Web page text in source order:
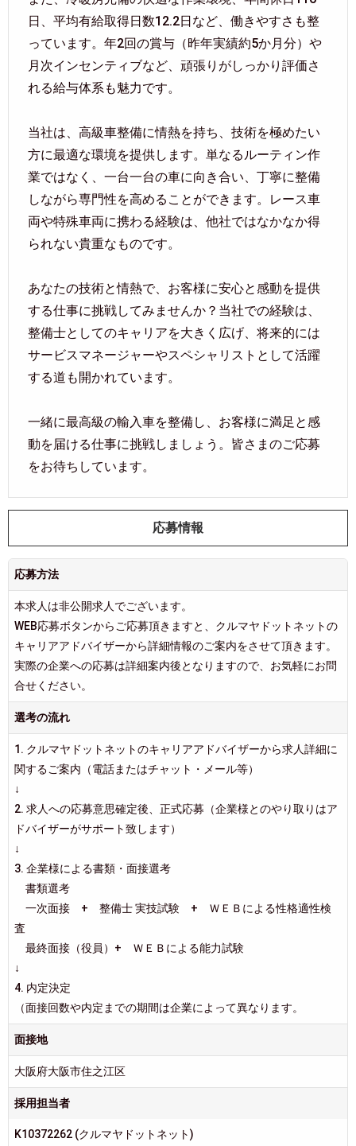
日、平均有給取得日数12.2日など、働きやすさも整
っています。年2回の賞与（昨年実績約5か月分）や
月次インセンティブなど、頑張りがしっかり評価さ
れる給与体系も魅力です。
当社は、高級車整備に情熱を持ち、技術を極めたい
方に最適な環境を提供します。単なるルーティン作
業ではなく、一台一台の車に向き合い、丁寧に整備
しながら専門性を高めることができます。レース車
両や特殊車両に携わる経験は、他社ではなかなか得
られない貴重なものです。
あなたの技術と情熱で、お客様に安心と感動を提供
する仕事に挑戦してみませんか？当社での経験は、
整備士としてのキャリアを大きく広げ、将来的には
サービスマネージャーやスペシャリストとして活躍
する道も開かれています。
一緒に最高級の輸入車を整備し、お客様に満足と感
動を届ける仕事に挑戦しましょう。皆さまのご応募
をお待ちしています。
応募情報
応募方法
本求人は非公開求人でございます。
WEB応募ボタンからご応募頂きますと、クルマヤドットネットの
キャリアアドバイザーから詳細情報のご案内をさせて頂きます。
実際の企業への応募は詳細案内後となりますので、お気軽にお問
合せください。
選考の流れ
1. クルマヤドットネットのキャリアアドバイザーから求人詳細に
関するご案内（電話またはチャット・メール等）
↓
2. 求人への応募意思確定後、正式応募（企業様とのやり取りはア
ドバイザーがサポート致します）
↓
3. 企業様による書類・面接選考
書類選考
一次面接 + 整備士 実技試験 + ＷＥＢによる性格適性検
査
最終面接（役員）+ ＷＥＢによる能力試験
↓
4. 内定決定
（面接回数や内定までの期間は企業によって異なります。
面接地
大阪府大阪市住之江区
採用担当者
K10372262 (クルマヤドットネット)